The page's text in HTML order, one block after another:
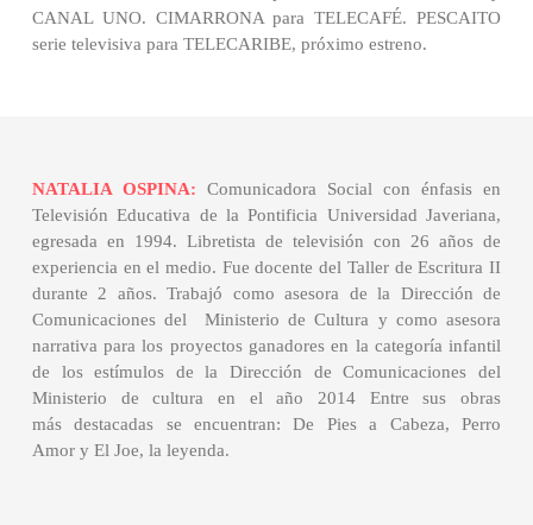
CANAL UNO. CIMARRONA para TELECAFÉ. PESCAITO
serie televisiva para TELECARIBE, próximo estreno.
NATALIA OSPINA: Comunicadora Social con énfasis en
Televisión Educativa de la Pontificia Universidad Javeriana,
egresada en 1994. Libretista de televisión con 26 años de
experiencia en el medio. Fue docente del Taller de Escritura II
durante 2 años. Trabajó como asesora de la Dirección de
Comunicaciones del Ministerio de Cultura y como asesora
narrativa para los proyectos ganadores en la categoría infantil
de los estímulos de la Dirección de Comunicaciones del
Ministerio de cultura en el año 2014 Entre sus obras
más destacadas se encuentran: De Pies a Cabeza, Perro
Amor y El Joe, la leyenda.